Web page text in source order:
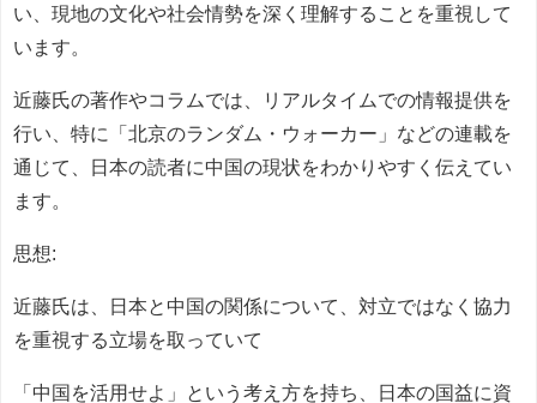
い、現地の文化や社会情勢を深く理解することを重視して
います。
近藤氏の著作やコラムでは、リアルタイムでの情報提供を
行い、特に「北京のランダム・ウォーカー」などの連載を
通じて、日本の読者に中国の現状をわかりやすく伝えてい
ます。
思想:
近藤氏は、日本と中国の関係について、対立ではなく協力
を重視する立場を取っていて
「中国を活用せよ」という考え方を持ち、日本の国益に資